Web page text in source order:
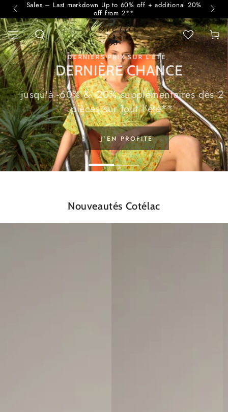
SKIP TO
CONTENT
Sales – Last markdown Up to 60% off + additional 20%
off from 2**
Pay
Cart
NOUVELLE COLLECTION
Les nouveautés de la saison
DÉCOUVRIR
Nouveautés Cotélac